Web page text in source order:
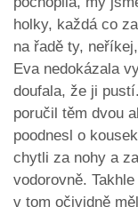
holky, každá co
na řadě ty,
Eva nedokázala
doufala, že ji
poručil těm dvou
poodnesl o
chytli za nohy a
vodorovně.
v tom očividně